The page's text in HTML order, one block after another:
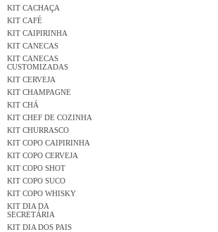
KIT CACHAÇA
KIT CAFÉ
KIT CAIPIRINHA
KIT CANECAS
KIT CANECAS
CUSTOMIZADAS
KIT CERVEJA
KIT CHAMPAGNE
KIT CHÁ
KIT CHEF DE COZINHA
KIT CHURRASCO
KIT COPO CAIPIRINHA
KIT COPO CERVEJA
KIT COPO SHOT
KIT COPO SUCO
KIT COPO WHISKY
KIT DIA DA
SECRETÁRIA
KIT DIA DOS PAIS